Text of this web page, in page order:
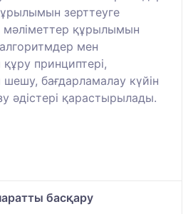
зерттеуге
мәліметтер құрылымын
мен
принциптері,
бағдарламалау күйін
әдістері қарастырылады.
басқару